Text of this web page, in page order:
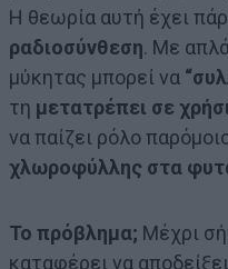
Η θεωρία αυτή έχει
ραδιοσύνθεση. Με απλά
μύκητας μπορεί να
τη μετατρέπει σε
να παίζει ρόλο
χλωροφύλλης στα
Το πρόβλημα; Μέχρι
καταφέρει να